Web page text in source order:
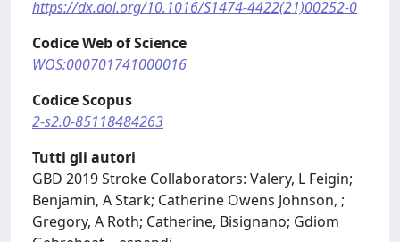
https://dx.doi.org/10.1016/S1474-4422(21)00252-0
Codice Web of Science
WOS:000701741000016
Codice Scopus
2-s2.0-85118484263
Tutti gli autori
GBD 2019 Stroke Collaborators: Valery, L Feigin;
Benjamin, A Stark; Catherine Owens Johnson, ;
Gregory, A Roth; Catherine, Bisignano; Gdiom